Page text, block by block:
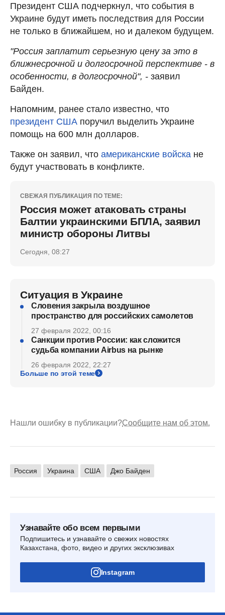
Президент США подчеркнул, что события в
Украине будут иметь последствия для России
не только в ближайшем, но и далеком будущем.
"Россия заплатит серьезную цену за это в
ближнесрочной и долгосрочной перспективе - в
особенности, в долгосрочной", - заявил
Байден.
Напомним, ранее стало известно, что
президент США поручил выделить Украине
помощь на 600 млн долларов.
Также он заявил, что американские войска не
будут участвовать в конфликте.
СВЕЖАЯ ПУБЛИКАЦИЯ ПО ТЕМЕ:
Россия может атаковать страны
Балтии украинскими БПЛА, заявил
министр обороны Литвы
Сегодня, 08:27
Ситуация в Украине
Словения закрыла воздушное
пространство для российских самолетов
27 февраля 2022, 00:16
Санкции против России: как сложится
судьба компании Airbus на рынке
26 февраля 2022, 22:27
Больше по этой теме
Нашли ошибку в публикации?Сообщите нам об этом.
Россия Украина США Джо Байден
Узнавайте обо всем первыми
Подпишитесь и узнавайте о свежих новостях
Казахстана, фото, видео и других эксклюзивах
Instagram